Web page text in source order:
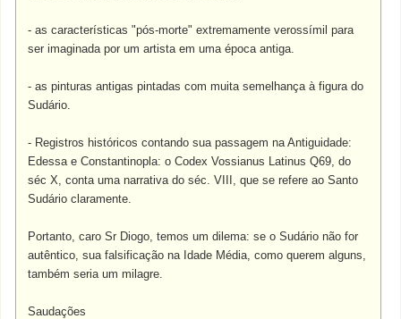
- as características "pós-morte" extremamente verossímil para
ser imaginada por um artista em uma época antiga.
- as pinturas antigas pintadas com muita semelhança à figura do
Sudário.
- Registros históricos contando sua passagem na Antiguidade:
Edessa e Constantinopla: o Codex Vossianus Latinus Q69, do
séc X, conta uma narrativa do séc. VIII, que se refere ao Santo
Sudário claramente.
Portanto, caro Sr Diogo, temos um dilema: se o Sudário não for
autêntico, sua falsificação na Idade Média, como querem alguns,
também seria um milagre.
Saudações